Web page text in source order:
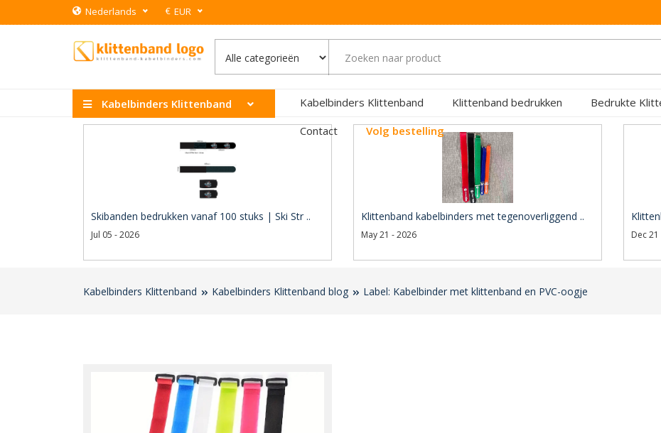
Nederlands € EUR
Kabelbinders Klittenband Kabelbinders Klittenband Klittenband bedrukken
Bedrukte
Contact
Volg bestelling
Skibanden bedrukken vanaf 100 stuks | Ski Str ..
Jul 05 - 2026
Klittenband kabelbinders met tegenoverliggend ..
May 21 - 2026 Dec
Kabelbinders Klittenband Kabelbinders Klittenband blog Label: Kabelbinder met klittenband en PVC-oogje